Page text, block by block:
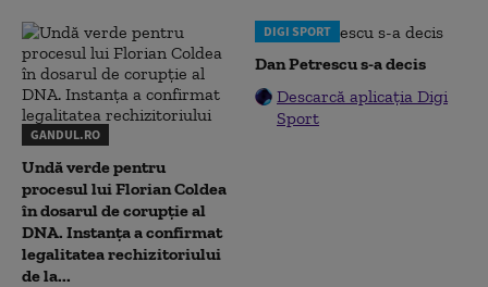
GANDUL.RO
Undă verde pentru
procesul lui Florian Coldea
în dosarul de corupție al
DNA. Instanța a confirmat
legalitatea rechizitoriului
de la...
DIGI SPORT
Dan Petrescu s-a decis
Descarcă aplicația Digi
Sport